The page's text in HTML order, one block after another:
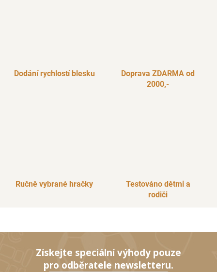
Dodání rychlostí blesku
Doprava ZDARMA od
2000,-
Ručně vybrané hračky
Testováno dětmi a
rodiči
Získejte speciální výhody pouze
pro odběratele newsletteru.